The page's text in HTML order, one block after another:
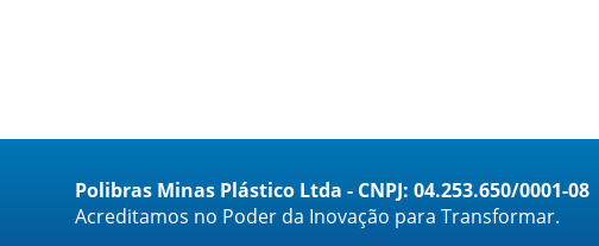
Polibras Minas Plástico Ltda - CNPJ: 04.253.650/0001-08
Acreditamos no Poder da Inovação para Transformar.